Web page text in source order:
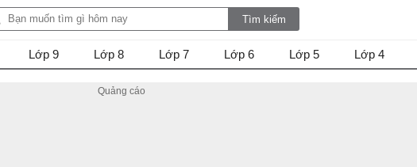
Lớp 9 Lớp 8 Lớp 7 Lớp 6 Lớp 5 Lớp 4